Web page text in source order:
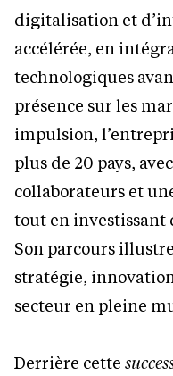
digitalisation et
accélérée, en
technologiques
présence sur les
impulsion,
plus de 20 pays,
collaborateurs et
tout en investissant
Son parcours
stratégie,
secteur en pleine
Derrière cette